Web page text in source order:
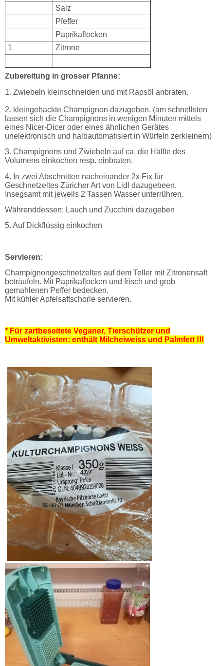
Salz
Pfeffer
Paprikaflocken
1
Zitrone
Zubereitung in grosser Pfanne:
1. Zwiebeln kleinschneiden und mit Rapsöl anbraten.
2. kleingehackte Champignon dazugeben. (am schnellsten
lassen sich die Champignons in wenigen Minuten mittels
eines Nicer-Dicer oder eines ähnlichen Gerätes
unelektronisch und halbautomatisiert in Würfeln zerkleinern)
3. Champignons und Zwiebeln auf ca. die Hälfte des
Volumens einkochen resp. einbraten.
4. In zwei Abschnitten nacheinander 2x Fix für
Geschnetzeltes Züricher Art von Lidl dazugebeen.
Insegsamt mit jeweils 2 Tassen Wasser unterrühren.
Währenddessen: Lauch und Zucchini dazugeben
5. Auf Dickflüssig einkochen
Servieren:
Champignongeschnetzeltes auf dem Teller mit Zitronensaft
beträufeln. Mit Paprikaflocken und frisch und grob
gemahlenen Peffer bedecken.
Mit kühler Apfelsaftschorle servieren.
* Für zartbeseitete Veganer, Tierschützer und
Umweltaktivisten: enthält Milcheiweiss und Palmfett !!!